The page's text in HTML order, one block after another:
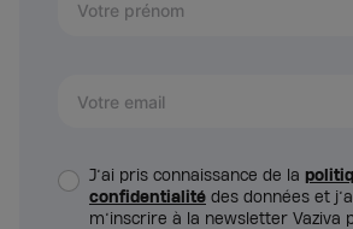
J’ai pris connaissance de la
confidentialité des données et
m’inscrire à la newsletter Vaziva